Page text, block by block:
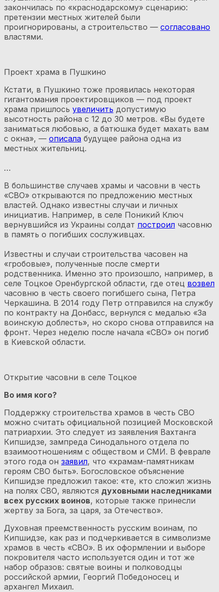
закончилась по «краснодарскому» сценарию:
претензии местных жителей были
проигнорированы, а строительство — согласовано
властями.
Проект храма в Пушкино
Кстати, в Пушкино тоже проявилась некоторая
гигантомания проектировщиков — под проект
храма пришлось увеличить допустимую
высотность района с 12 до 30 метров. «Вы будете
заниматься любовью, а батюшка будет махать вам
с окна», — описала будущее района одна из
местных жительниц.
…
В большинстве случаев храмы и часовни в честь
«СВО» открываются по предложению местных
властей. Однако известны случаи и личных
инициатив. Например, в селе Поникий Ключ
вернувшийся из Украины солдат построил часовню
в память о погибших сослуживцах.
Известны и случаи строительства часовен на
«гробовые», полученные после смерти
родственника. Именно это произошло, например, в
селе Тоцкое Оренбургской области, где отец возвел
часовню в честь своего погибшего сына, Петра
Черкашина. В 2014 году Петр отправился на службу
по контракту на Донбасс, вернулся с медалью «За
воинскую доблесть», но скоро снова отправился на
фронт. Через неделю после начала «СВО» он погиб
в Киевской области.
Открытие часовни в селе Тоцкое
Во имя кого?
Поддержку строительства храмов в честь СВО
можно считать официальной позицией Московской
патриархии. Это следует из заявления Вахтанга
Кипшидзе, зампреда Синодального отдела по
взаимоотношениям с обществом и СМИ. В феврале
этого года он заявил, что «храмам-памятникам
героям СВО быть». Богословское объяснение
Кипшидзе предложил такое: «те, кто сложил жизнь
на полях СВО, являются духовными наследниками
всех русских воинов, которые также принесли
жертву за Бога, за царя, за Отечество».
Духовная преемственность русским воинам, по
Кипшидзе, как раз и подчеркивается в символизме
храмов в честь «СВО». В их оформлении и выборе
покровителя часто используется один и тот же
набор образов: святые воины и полководцы
российской армии, Георгий Победоносец и
архангел Михаил.